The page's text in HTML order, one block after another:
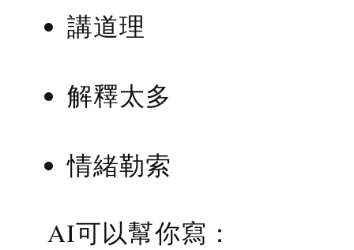
講道理
解釋太多
情緒勒索
AI可以幫你寫：